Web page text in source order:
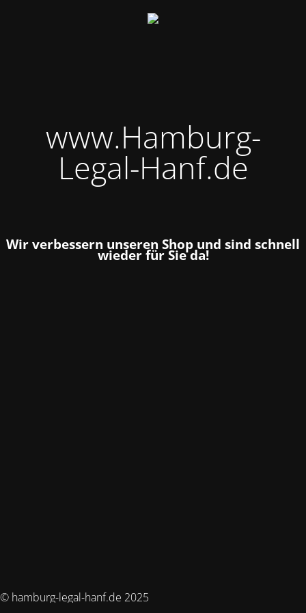
www.Hamburg-
Legal-Hanf.de
Wir verbessern unseren Shop und sind schnell
wieder für Sie da!
© hamburg-legal-hanf.de 2025